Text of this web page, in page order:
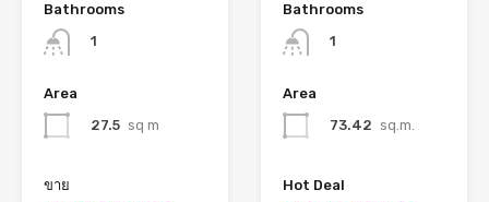
Bathrooms
1
Area
27.5 sq m
ขาย
Bathrooms
1
Area
73.42 sq.m.
Hot Deal